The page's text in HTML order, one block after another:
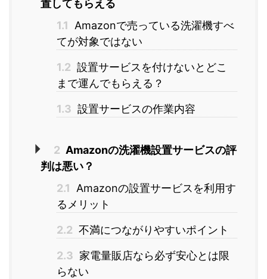
置してもらえる
1.1
Amazonで売っている洗濯機すべ
てが対象ではない
1.2 設置サービスを付けないとどこ
まで運んでもらえる？
1.3 設置サービスの作業内容
2 Amazonの洗濯機設置サービスの評
判は悪い？
2.1
Amazonの設置サービスを利用す
るメリット
2.2 不満につながりやすいポイント
2.3 家電量販店なら必ず安心とは限
らない